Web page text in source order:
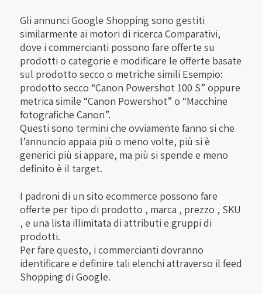
Gli annunci Google Shopping sono gestiti
similarmente ai motori di ricerca Comparativi,
dove i commercianti possono fare offerte su
prodotti o categorie e modificare le offerte basate
sul prodotto secco o metriche simili Esempio:
prodotto secco “Canon Powershot 100 S” oppure
metrica simile “Canon Powershot” o “Macchine
fotografiche Canon”.
Questi sono termini che ovviamente fanno si che
l’annuncio appaia più o meno volte, più si è
generici più si appare, ma più si spende e meno
definito è il target.
I padroni di un sito ecommerce possono fare
offerte per tipo di prodotto , marca , prezzo , SKU
, e una lista illimitata di attributi e gruppi di
prodotti.
Per fare questo, i commercianti dovranno
identificare e definire tali elenchi attraverso il feed
Shopping di Google.